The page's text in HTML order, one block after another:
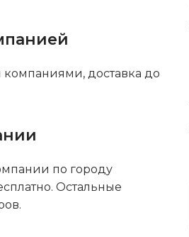
доставка до
по городу
Остальные